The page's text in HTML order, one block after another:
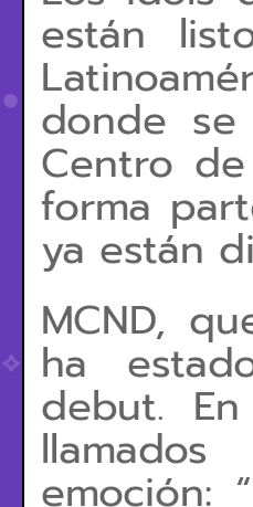
están
donde
Centro
forma
ya están
MCND,
ha
debut.
emoción: